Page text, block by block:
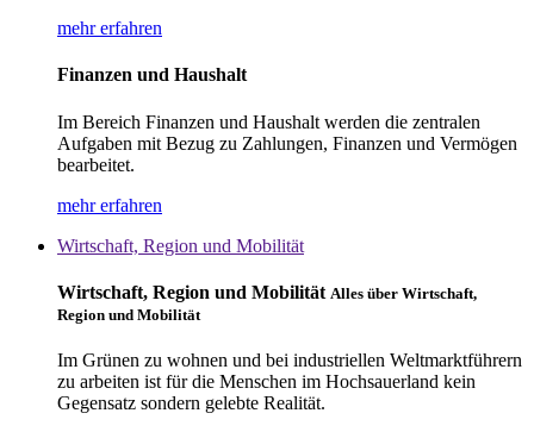
mehr erfahren
Finanzen und Haushalt
Im Bereich Finanzen und Haushalt werden die zentralen
Aufgaben mit Bezug zu Zahlungen, Finanzen und Vermögen
bearbeitet.
mehr erfahren
Wirtschaft, Region und Mobilität
Wirtschaft, Region und Mobilität Alles über Wirtschaft,
Region und Mobilität
Im Grünen zu wohnen und bei industriellen Weltmarktführern
zu arbeiten ist für die Menschen im Hochsauerland kein
Gegensatz sondern gelebte Realität.